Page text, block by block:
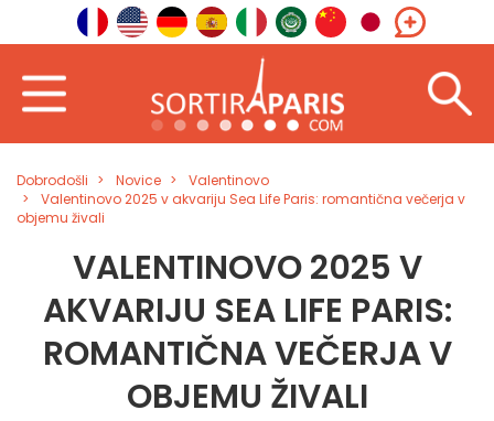
Dobrodošli Novice
Valentinovo
Valentinovo 2025 v akvariju Sea Life Paris: romantična večerja v
objemu živali
VALENTINOVO 2025 V
AKVARIJU SEA LIFE PARIS:
ROMANTIČNA VEČERJA V
OBJEMU ŽIVALI